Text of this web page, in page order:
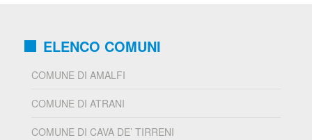
ELENCO COMUNI
COMUNE DI AMALFI
COMUNE DI ATRANI
COMUNE DI CAVA DE’ TIRRENI